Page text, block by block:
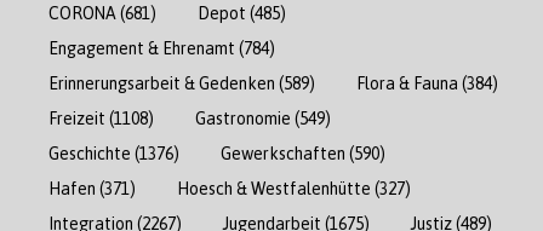
CORONA (681) Depot (485)
Engagement & Ehrenamt (784)
Erinnerungsarbeit & Gedenken (589) Flora & Fauna (384)
Freizeit (1108) Gastronomie (549)
Geschichte (1376) Gewerkschaften (590)
Hafen (371) Hoesch & Westfalenhütte (327)
Integration (2267) Jugendarbeit (1675) Justiz(489)